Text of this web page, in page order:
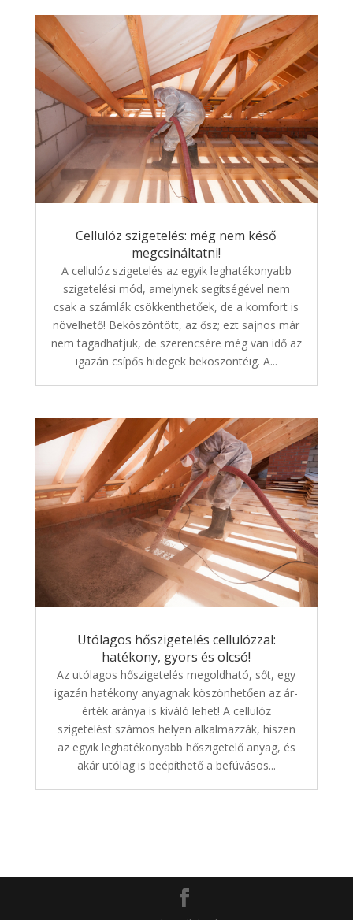
Cellulóz szigetelés: még nem késő
megcsináltatni!
A cellulóz szigetelés az egyik leghatékonyabb
szigetelési mód, amelynek segítségével nem
csak a számlák csökkenthetőek, de a komfort is
növelhető! Beköszöntött, az ősz; ezt sajnos már
nem tagadhatjuk, de szerencsére még van idő az
igazán csípős hidegek beköszöntéig. A...
Utólagos hőszigetelés cellulózzal:
hatékony, gyors és olcsó!
Az utólagos hőszigetelés megoldható, sőt, egy
igazán hatékony anyagnak köszönhetően az ár-
érték aránya is kiváló lehet! A cellulóz
szigetelést számos helyen alkalmazzák, hiszen
az egyik leghatékonyabb hőszigetelő anyag, és
akár utólag is beépíthető a befúvásos...